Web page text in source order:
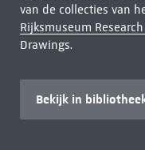
van de collecties van
Rijksmuseum
Drawings.
Bekijk in